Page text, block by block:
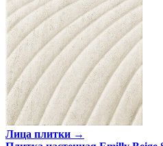
Лица плитки →